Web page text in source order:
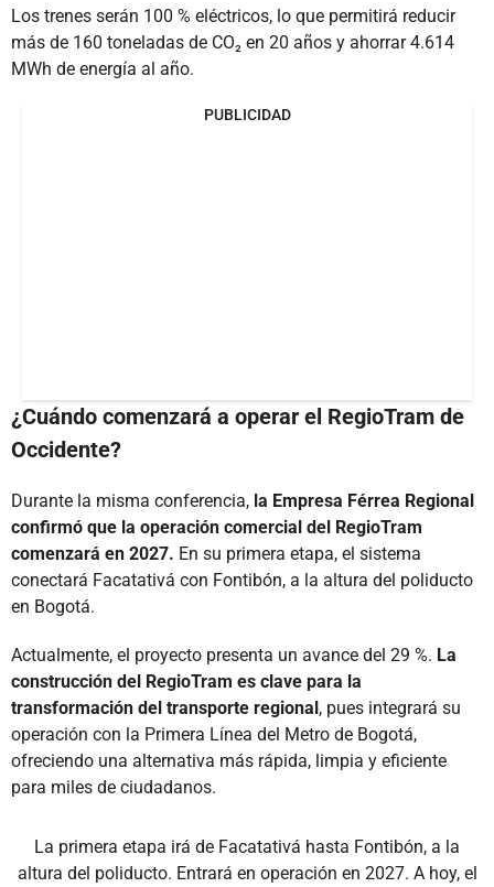
Los trenes serán 100 % eléctricos, lo que permitirá reducir
más de 160 toneladas de CO₂ en 20 años y ahorrar 4.614
MWh de energía al año.
PUBLICIDAD
¿Cuándo comenzará a operar el RegioTram de
Occidente?
Durante la misma conferencia, la Empresa Férrea Regional
confirmó que la operación comercial del RegioTram
comenzará en 2027. En su primera etapa, el sistema
conectará Facatativá con Fontibón, a la altura del poliducto
en Bogotá.
Actualmente, el proyecto presenta un avance del 29 %. La
construcción del RegioTram es clave para la
transformación del transporte regional, pues integrará su
operación con la Primera Línea del Metro de Bogotá,
ofreciendo una alternativa más rápida, limpia y eficiente
para miles de ciudadanos.
La primera etapa irá de Facatativá hasta Fontibón, a la
altura del poliducto. Entrará en operación en 2027. A hoy, el